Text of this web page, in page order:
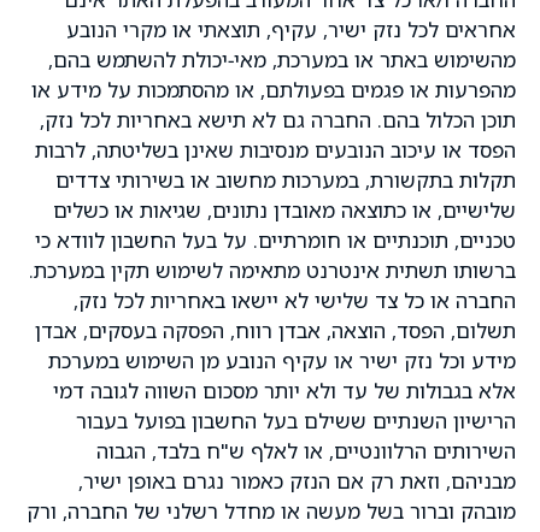
אחראים לכל נזק ישיר, עקיף, תוצאתי או מקרי הנובע
מהשימוש באתר או במערכת, מאי‑יכולת להשתמש בהם,
מהפרעות או פגמים בפעולתם, או מהסתמכות על מידע או
תוכן הכלול בהם. החברה גם לא תישא באחריות לכל נזק,
הפסד או עיכוב הנובעים מנסיבות שאינן בשליטתה, לרבות
תקלות בתקשורת, במערכות מחשוב או בשירותי צדדים
שלישיים, או כתוצאה מאובדן נתונים, שגיאות או כשלים
טכניים, תוכנתיים או חומרתיים. על בעל החשבון לוודא כי
ברשותו תשתית אינטרנט מתאימה לשימוש תקין במערכת.
החברה או כל צד שלישי לא יישאו באחריות לכל נזק,
תשלום, הפסד, הוצאה, אבדן רווח, הפסקה בעסקים, אבדן
מידע וכל נזק ישיר או עקיף הנובע מן השימוש במערכת
אלא בגבולות של עד ולא יותר מסכום השווה לגובה דמי
הרישיון השנתיים ששילם בעל החשבון בפועל בעבור
השירותים הרלוונטיים, או לאלף ש"ח בלבד, הגבוה
מבניהם, וזאת רק אם הנזק כאמור נגרם באופן ישיר,
מובהק וברור בשל מעשה או מחדל רשלני של החברה, ורק